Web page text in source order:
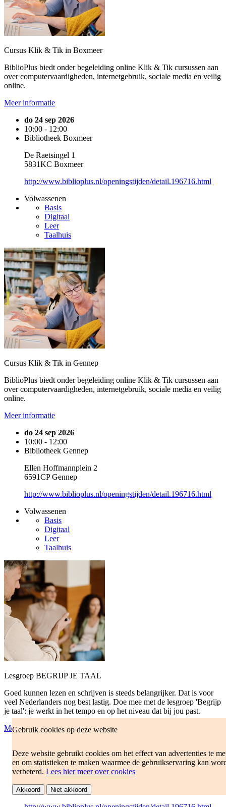
Gebruik cookies op deze website
Deze website gebruikt cookies om het effect van advertenties te
en om statistieken te maken waarmee de gebruikservaring kan
verbeterd. Lees hier meer over cookies
Akkoord Niet akkoord
Cursus Klik & Tik in Boxmeer
BiblioPlus biedt onder begeleiding online Klik & Tik cursussen aan
over computervaardigheden, internetgebruik, sociale media en veilig
online.
Meer informatie
do 24 sep 2026
10:00 - 12:00
Bibliotheek Boxmeer
De Raetsingel 1
5831KC Boxmeer
http://www.biblioplus.nl/openingstijden/detail.196716.html
Volwassenen
Basis
Digitaal
Leer
Taalhuis
Cursus Klik & Tik in Gennep
BiblioPlus biedt onder begeleiding online Klik & Tik cursussen aan
over computervaardigheden, internetgebruik, sociale media en veilig
online.
Meer informatie
do 24 sep 2026
10:00 - 12:00
Bibliotheek Gennep
Ellen Hoffmannplein 2
6591CP Gennep
http://www.biblioplus.nl/openingstijden/detail.196716.html
Volwassenen
Basis
Digitaal
Leer
Taalhuis
Lesgroep BEGRIJP JE TAAL
Goed kunnen lezen en schrijven is steeds belangrijker. Dat is voor
veel Nederlanders nog best lastig. Doe mee met de lesgroep 'Begrijp
je taal': je werkt in het tempo en op het niveau dat bij jou past.
Meer informatie
13:30 - 15:00
Bibliotheek Gennep
6591CP Gennep